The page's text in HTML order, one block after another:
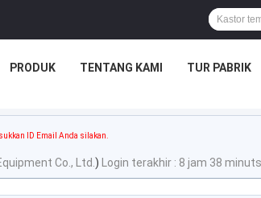
PRODUK TENTANG KAMI TUR PABRIK
ID Email Anda silakan.
Co., Ltd. ) Login terakhir : 8 jam 38